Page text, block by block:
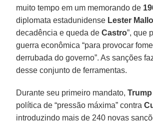
muito tempo em um memorando de
diplomata estadunidense Lester
decadência e queda deCastro”, que
guerra econômica “para provocar
derrubada do governo”. As sanções
desse conjunto de ferramentas.
Durante seu primeiro mandato,Trump
política de “pressão máxima” contra
introduzindo mais de 240 novas